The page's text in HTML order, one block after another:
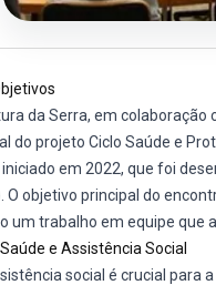
da Serra, em
do projeto Ciclo Saúde e
em 2022, que foi
O objetivo principal do
um trabalho em equipe que
e Assistência Social
social é crucial para